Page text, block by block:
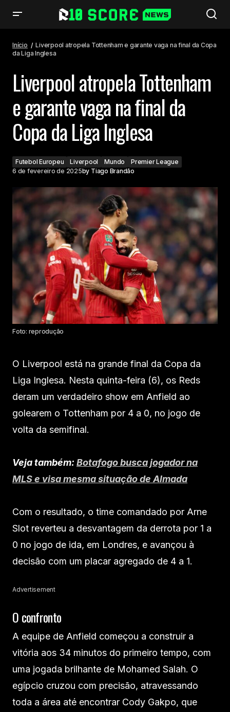
Inglesa
Início
Liverpool atropela Tottenham e garante vaga na final da Copa
da Liga Inglesa
Liverpool atropela Tottenham
e garante vaga na final da
Copa da Liga Inglesa
Futebol Europeu Liverpool Mundo
Premier League
6 de fevereiro de 2025by Tiago Brandão
Foto: reprodução
O Liverpool está na grande final da Copa da
Liga Inglesa. Nesta quinta-feira (6), os Reds
deram um verdadeiro show em Anfield ao
golearem o Tottenham por 4 a 0, no jogo de
volta da semifinal.
Veja também: Botafogo busca jogador na
MLS e visa mesma situação de Almada
Com o resultado, o time comandado por Arne
Slot reverteu a desvantagem da derrota por 1 a
0 no jogo de ida, em Londres, e avançou à
decisão com um placar agregado de 4 a 1.
Advertisement
O confronto
A equipe de Anfield começou a construir a
vitória aos 34 minutos do primeiro tempo, com
uma jogada brilhante de Mohamed Salah. O
egípcio cruzou com precisão, atravessando
toda a área até encontrar Cody Gakpo, que